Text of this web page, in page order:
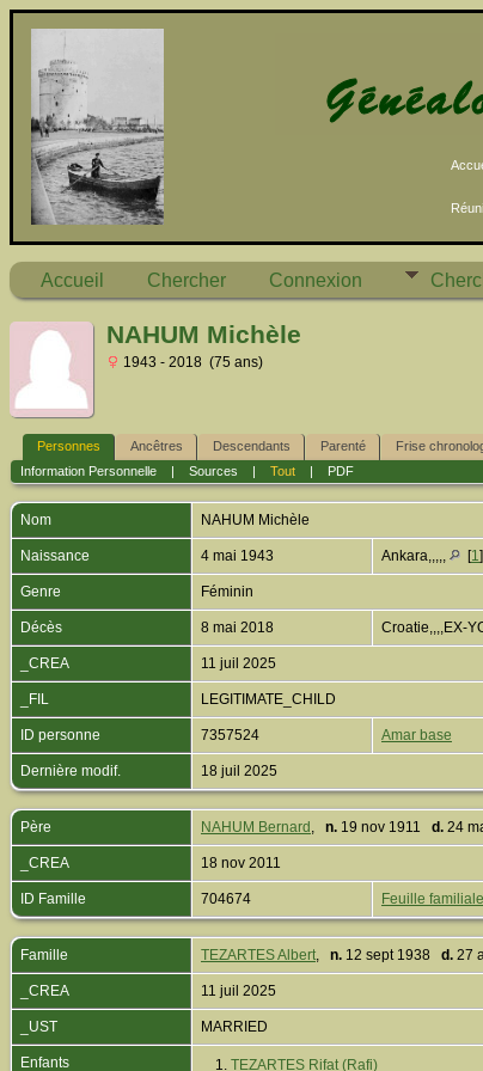
Accueil Chercher Connexion
NAHUM Michèle
1943 - 2018 (75 ans)
Personnes Ancêtres Descendants Parenté Frise
Information Personnelle| Sources Tout| PDF
Nom NAHUM Michèle
Naissance 4 mai 1943 Ankara,,,,, [1]
Genre Féminin
Décès 8 mai 2018 Croatie,,,,EX-
_CREA 11 juil 2025
_FIL LEGITIMATE_CHILD
ID personne 7357524 Amar base
Dernière modif. 18 juil 2025
Père NAHUM Bernard , n. 19 nov 1911 d. 24
_CREA 18 nov 2011
ID Famille 704674 Feuille familiale
Famille TEZARTES Albert, n. 12 sept 1938 d. 27
_CREA 11 juil 2025
_UST MARRIED
Enfants 1. TEZARTES Rifat (Rafi)